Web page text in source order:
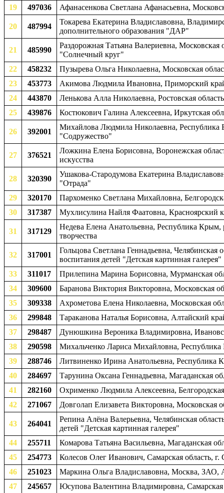
19
497036 Афанасенкова Светлана Афанасьевна,
20 487994
Токарева Екатерина Владиславовна,
дополнительного образования "ДАР"
21 485990
Раздорожная Татьяна Валериевна,
"Солнечный круг"
22
458232
Пузырева Ольга Николаевна, Московская
23
453773
Акимова Людмила Ивановна, Приморский
24
443870
Ленькова Алла Николаевна, Ростовская
25
439876 Костюкович Галина Алексеевна, Иркутская
26 392001
Михайлова Людмила Николаевна, Республика
"Содружество"
27 376521
Ложкина Елена Борисовна, Воронежская
искусства
28 320390
Ушакова-Стародумова Екатерина
"Отрада"
29
320170
Пархоменко Светлана Михайловна,
30
317387 Мухлисулина Найля Фаатовна, Красноярский
31 317129
Недева Елена Анатольевна, Республика
творчества
32 317001
Гольцова Светлана Геннадьевна,
воспитания детей "Детская картинная галерея"
33
311017
Прилепина Марина Борисовна, Мурманская
34
309600
Баранова Виктория Викторовна, Московская
35
309338
Ахрометова Елена Николаевна, Московская
36
299848
Тараканова Наталья Борисовна, Алтайский
37
298487
Дунюшкина Вероника Владимировна,
38
290598
Михальченко Лариса Михайловна,
39
288746
Литвиненко Ирина Анатольевна, Республика
40
284697
Тарунина Оксана Геннадьевна, Магаданская
41
282160
Охрименко Людмила Алексеевна,
42
271067 Довголап Елизавета Викторовна,
43 264041
Репина Алёна Валерьевна, Челябинская
детей "Детская картинная галерея"
44
255711
Комарова Татьяна Васильевна, Магаданская
45
254773
Колесов Олег Иванович, Самарская область,
46
251023
Маркина Ольга Владиславовна, Москва, ЗАО,
47
245657
Юсупова Валентина Владимировна, Самарская